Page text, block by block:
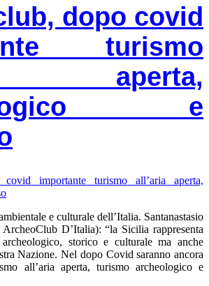
dopo covid
turismo
aperta,
e
e culturale dell’Italia. Santanastasio
D’Italia): “la Sicilia rappresenta
storico e culturale ma anche
Nazione. Nel dopo Covid saranno ancora
all’aria aperta, turismo archeologico e